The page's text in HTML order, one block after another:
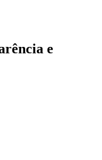
e